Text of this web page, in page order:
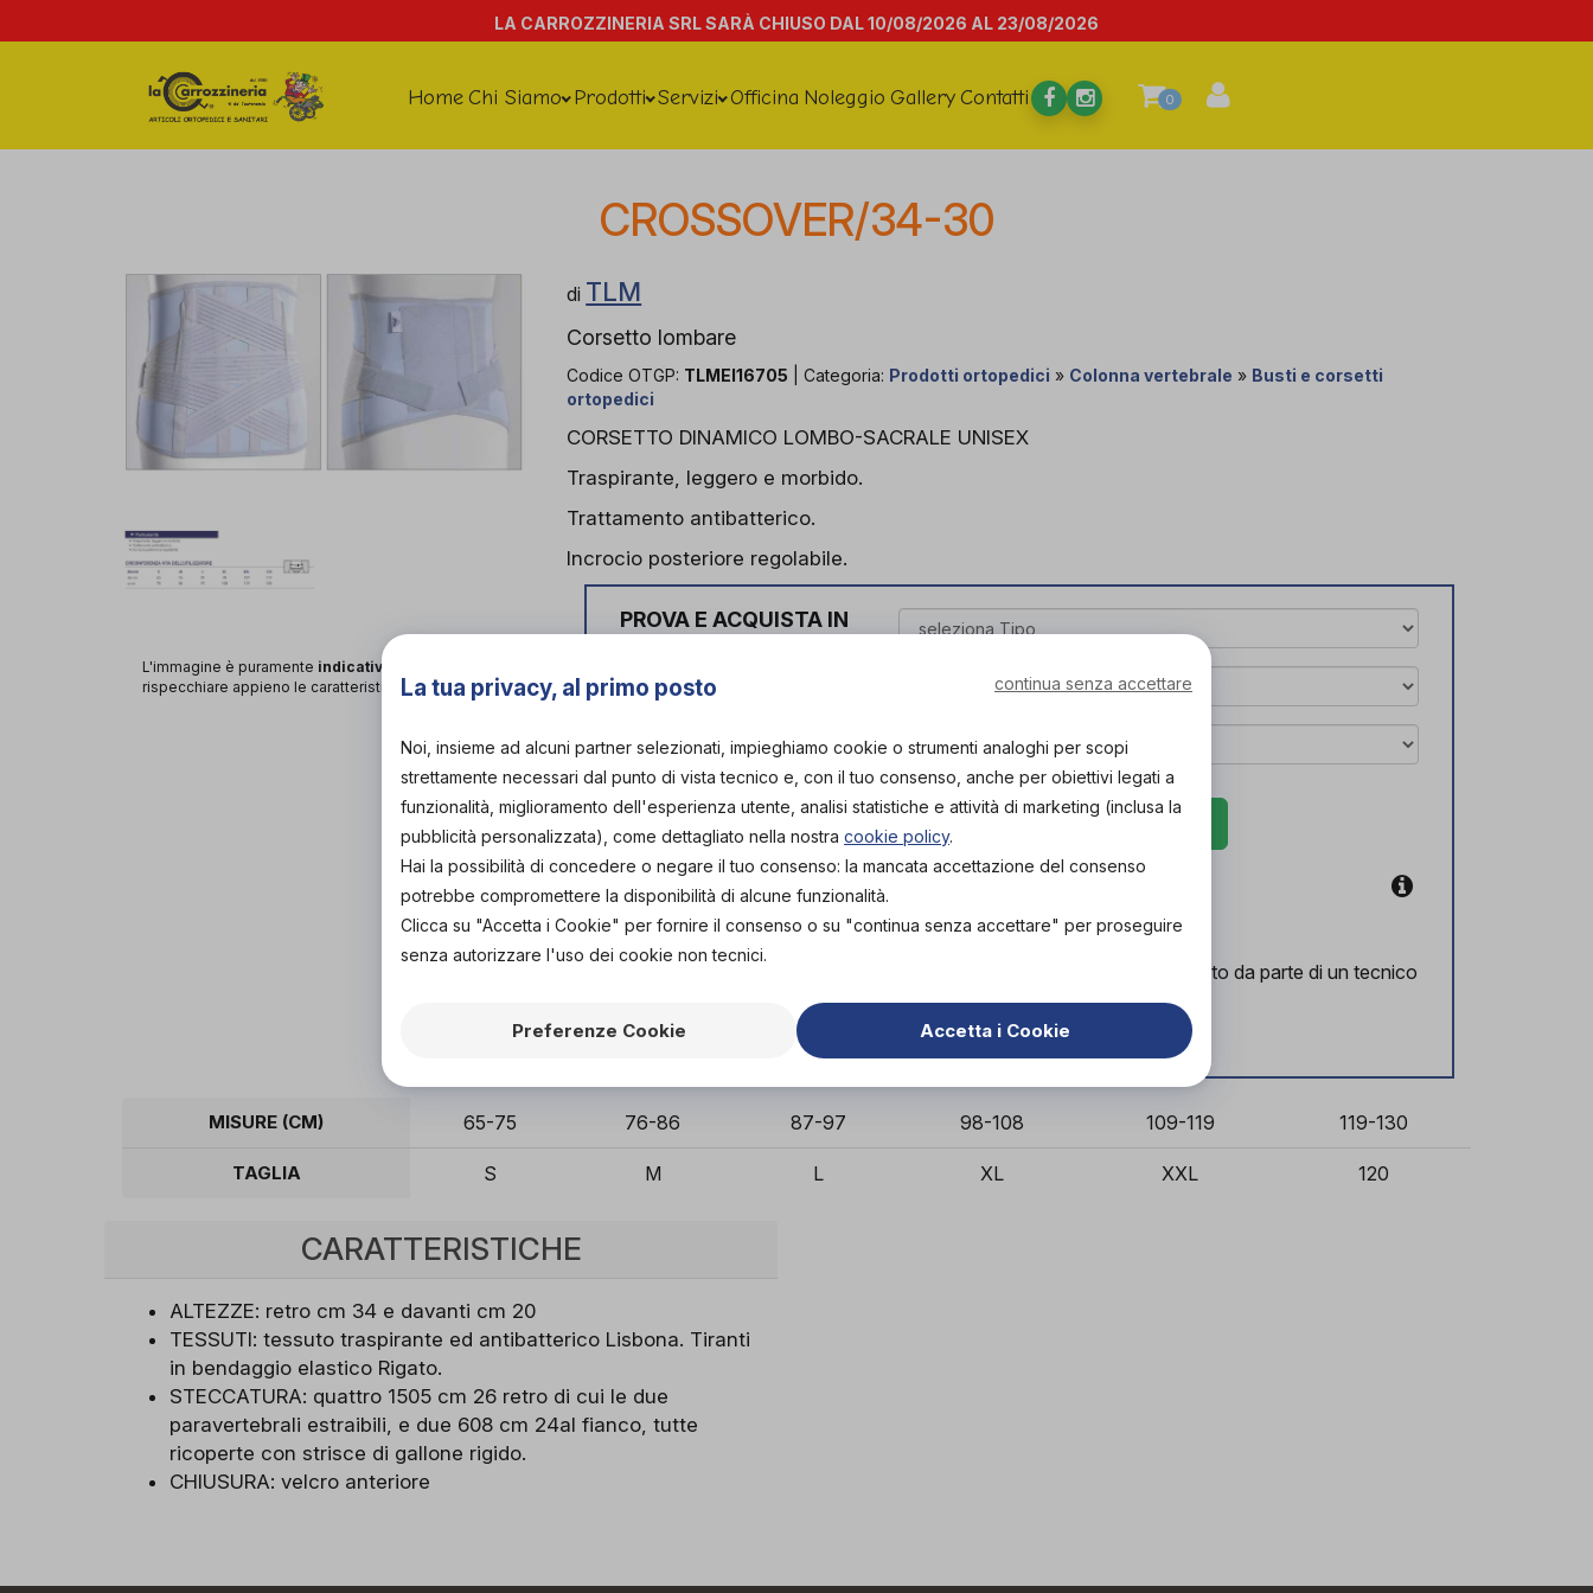
LA CARROZZINERIA SRL SARÀ CHIUSO DAL 10/08/2026 AL 23/08/2026
Home Chi Siamo Prodotti Servizi Officina Noleggio Gallery Contatti 0
CROSSOVER/34-30
L'immagine è puramente indicativa
rispecchiare appieno le caratteristiche del prodotto.
di TLM
Corsetto lombare
Codice OTGP: TLMEI16705 | Categoria: Prodotti ortopedici » Colonna vertebrale » Busti e corsetti
ortopedici
CORSETTO DINAMICO LOMBO-SACRALE UNISEX
Traspirante, leggero e morbido.
Trattamento antibatterico.
Incrocio posteriore regolabile.
PROVA E ACQUISTA IN
NEGOZIO
NEGOZIO
NON DISPONIBILE
ACQUISTA ONLINE
NON DISPONIBILE Organizza prova in negozio
L'acquisto in negozio è raccomandato per garantire il corretto supporto da parte di un tecnico
ortopedico specializzato.
Vieni in negozio!
MISURE (CM) 65-75 76-86 87-97 98-108 109-119 119-130
TAGLIA S M L XL XXL 120
CARATTERISTICHE
ALTEZZE: retro cm 34 e davanti cm 20
TESSUTI: tessuto traspirante ed antibatterico Lisbona. Tiranti
in bendaggio elastico Rigato.
STECCATURA: quattro 1505 cm 26 retro di cui le due
paravertebrali estraibili, e due 608 cm 24al fianco, tutte
ricoperte con strisce di gallone rigido.
CHIUSURA: velcro anteriore
La tua privacy, al primo posto continua senza accettare
Noi, insieme ad alcuni partner selezionati, impieghiamo cookie o strumenti analoghi per scopi
strettamente necessari dal punto di vista tecnico e, con il tuo consenso, anche per obiettivi legati a
funzionalità, miglioramento dell'esperienza utente, analisi statistiche e attività di marketing (inclusa la
pubblicità personalizzata), come dettagliato nella nostra cookie policy.
Hai la possibilità di concedere o negare il tuo consenso: la mancata accettazione del consenso
potrebbe compromettere la disponibilità di alcune funzionalità.
Clicca su "Accetta i Cookie" per fornire il consenso o su "continua senza accettare" per proseguire
senza autorizzare l'uso dei cookie non tecnici.
Preferenze Cookie Accetta i Cookie